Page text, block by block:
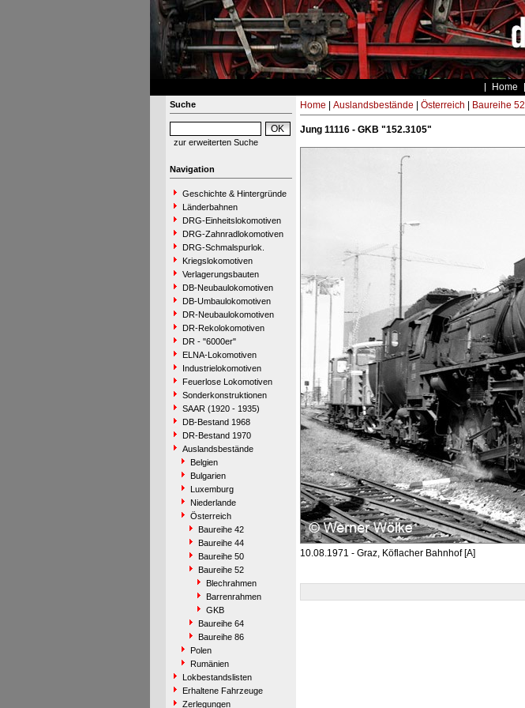
Home
Suche
zur erweiterten Suche
Navigation
Geschichte & Hintergründe
Länderbahnen
DRG-Einheitslokomotiven
DRG-Zahnradlokomotiven
DRG-Schmalspurlok.
Kriegslokomotiven
Verlagerungsbauten
DB-Neubaulokomotiven
DB-Umbaulokomotiven
DR-Neubaulokomotiven
DR-Rekolokomotiven
DR - "6000er"
ELNA-Lokomotiven
Industrielokomotiven
Feuerlose Lokomotiven
Sonderkonstruktionen
SAAR (1920 - 1935)
DB-Bestand 1968
DR-Bestand 1970
Auslandsbestände
Belgien
Bulgarien
Luxemburg
Niederlande
Österreich
Baureihe 42
Baureihe 44
Baureihe 50
Baureihe 52
Blechrahmen
Barrenrahmen
GKB
Baureihe 64
Baureihe 86
Polen
Rumänien
Lokbestandslisten
Erhaltene Fahrzeuge
Zerlegungen
Home Auslandsbestände Österreich Baureihe 52
Jung 11116 - GKB "152.3105"
10.08.1971 - Graz, Köflacher Bahnhof [A]